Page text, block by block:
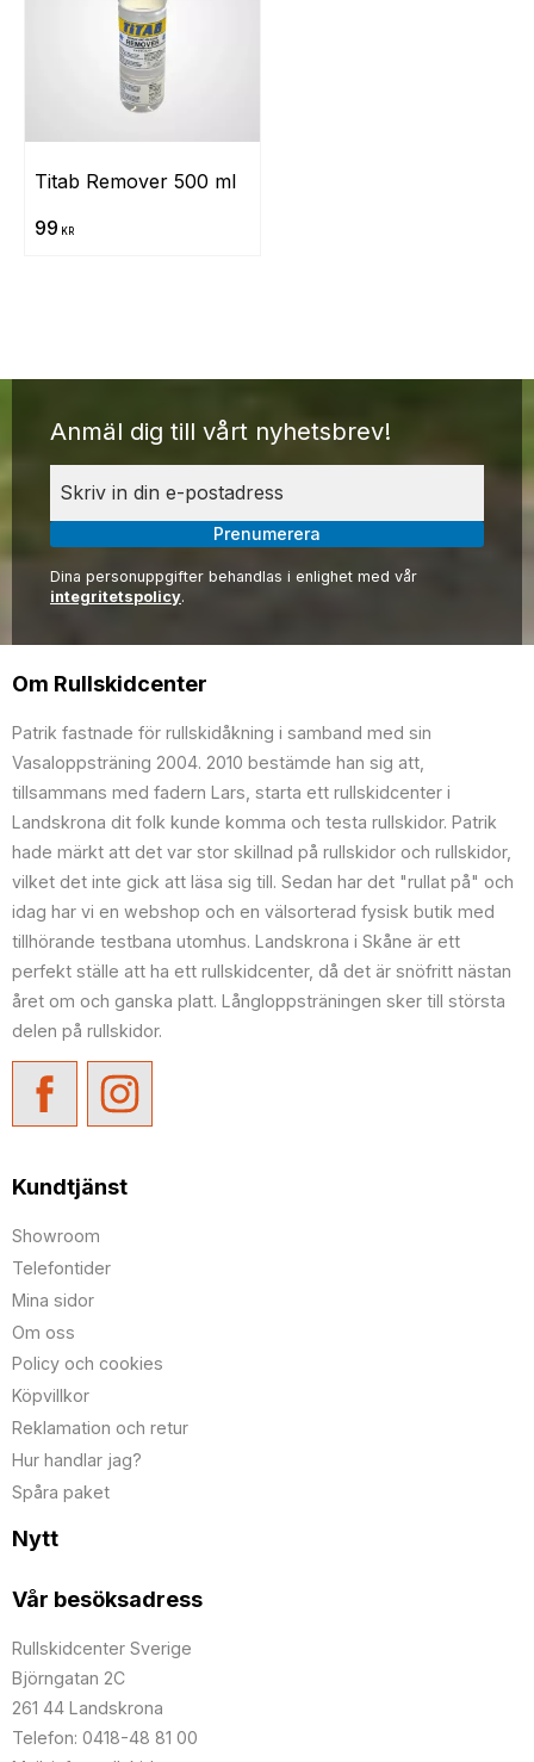
Titab Remover 500 ml
99 KR
Anmäl dig till vårt nyhetsbrev!
Prenumerera
Dina personuppgifter behandlas i enlighet med vår
integritetspolicy.
Om Rullskidcenter
Patrik fastnade för rullskidåkning i samband med sin
Vasaloppsträning 2004. 2010 bestämde han sig att,
tillsammans med fadern Lars, starta ett rullskidcenter i
Landskrona dit folk kunde komma och testa rullskidor. Patrik
hade märkt att det var stor skillnad på rullskidor och rullskidor,
vilket det inte gick att läsa sig till. Sedan har det "rullat på" och
idag har vi en webshop och en välsorterad fysisk butik med
tillhörande testbana utomhus. Landskrona i Skåne är ett
perfekt ställe att ha ett rullskidcenter, då det är snöfritt nästan
året om och ganska platt. Långloppsträningen sker till största
delen på rullskidor.
Kundtjänst
Showroom
Telefontider
Mina sidor
Om oss
Policy och cookies
Köpvillkor
Reklamation och retur
Hur handlar jag?
Spåra paket
Nytt
Vår besöksadress
Rullskidcenter Sverige
Björngatan 2C
261 44 Landskrona
Telefon: 0418-48 81 00